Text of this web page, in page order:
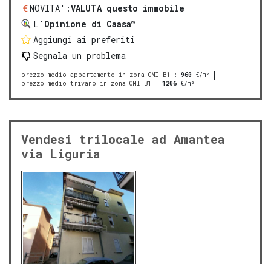
NOVITA':VALUTA questo immobile
L' Opinione di Caasa®
Aggiungi ai preferiti
Segnala un problema
prezzo medio appartamento in zona OMI B1 : 960 €/m²
prezzo medio trivano in zona OMI B1
: 1206 €/m²
Vendesi trilocale ad Amantea
via Liguria